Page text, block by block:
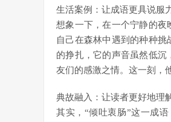
生活案例：让成语更具说服
想象一下，在一个宁静的
自己在森林中遇到的种种
的挣扎，它的声音虽然低
友们的感激之情。这一刻，
典故融入：让读者更好地理
其实，“倾吐衷肠”这一成